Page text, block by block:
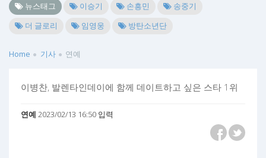
뉴스태그 이승기 손흥민
송중기
더 글로리
임영웅 방탄소년단
Home 기사 연예
이병찬, 발렌타인데이에 함께 데이트하고 싶은 스타 1위
연예 2023/02/13 16:50 입력